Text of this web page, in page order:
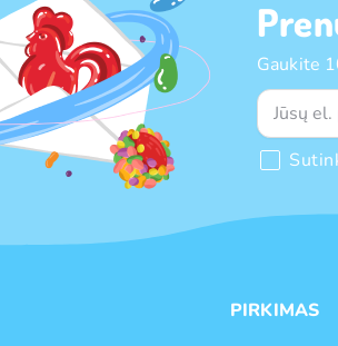
Gaukite
PIRKIMAS